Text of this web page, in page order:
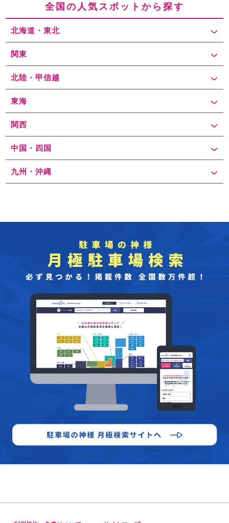
全国の人気スポットから探す
北海道・東北
関東
北陸・甲信越
東海
関西
中国・四国
九州・沖縄